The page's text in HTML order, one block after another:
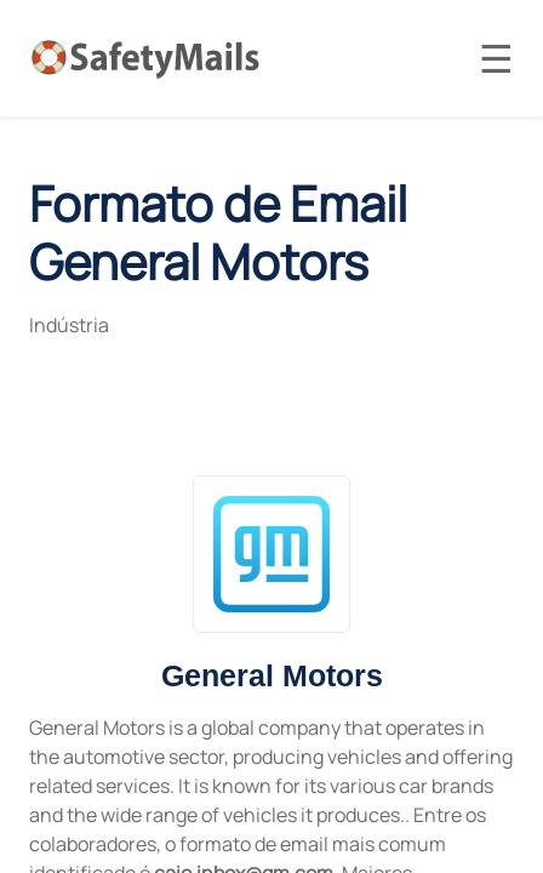
☰
Formato de Email
General Motors
Indústria
General Motors
General Motors is a global company that operates in
the automotive sector, producing vehicles and offering
related services. It is known for its various car brands
and the wide range of vehicles it produces.. Entre os
colaboradores, o formato de email mais comum